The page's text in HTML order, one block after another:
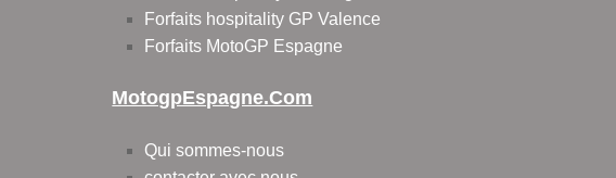
Forfaits hospitality GP Valence
Forfaits MotoGP Espagne
MotogpEspagne.com
Qui sommes-nous